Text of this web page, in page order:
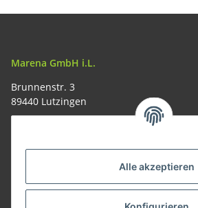
Alle akzeptieren
Marena GmbH i.L.
Brunnenstr. 3
89440 Lutzingen